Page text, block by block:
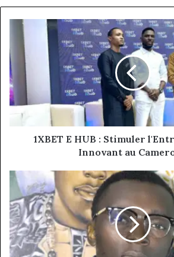
1XBET
HUB
:
Stimuler
l'Entrepreneuriat
Innovant
Cameroun
1XBET E HUB : Stimuler
Innovant au
Le
jeune
entrepreneur
camerounais
Steve
Nganso
ambitionne